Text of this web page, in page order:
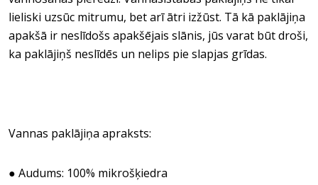
lieliski uzsūc mitrumu, bet arī ātri izžūst. Tā kā paklājiņa
apakšā ir neslīdošs apakšējais slānis, jūs varat būt droši,
ka paklājiņš neslīdēs un nelips pie slapjas grīdas.
Vannas paklājiņa apraksts:
● Audums: 100% mikrošķiedra